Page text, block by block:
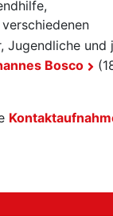
Jugendliche und
Bosco